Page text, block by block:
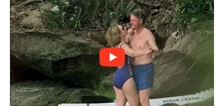
Prestaćete da jurite ljude koji vas ne cene. Naučićete da
više poštujete sebe, svoje vreme i svoje emocije. Upravo
zbog toga postaćete mnogo jači nego ranije.
Ljudi oko vas primetiće koliko ste se promenili i koliko
više zračite samopouzdanjem.